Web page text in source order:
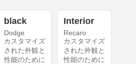
black
Dodge
カスタマイズ
された外観と
性能のために
Interior
Recaro
カスタマイズ
された外観と
性能のために